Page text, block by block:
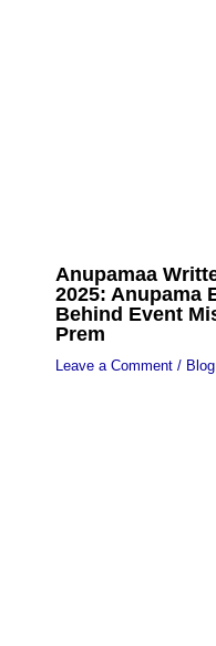
Anupamaa
2025: Anupama
Behind Event
Prem
Leave a Comment / Blog